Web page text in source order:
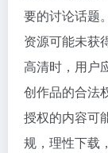
要的讨论话题
资源可能未获
高清时，用户
创作品的合法
授权的内容可
规，理性下载